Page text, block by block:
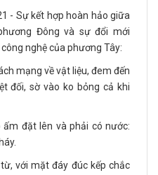
- Sự kết hợp hoàn hảo giữa
Đông và sự đổi mới
nghệ của phương Tây:
mạng về vật liệu, đem đến
đối, sờ vào ko bỏng cả khi
đặt lên và phải có nước:
với mặt đáy đúc kếp chắc